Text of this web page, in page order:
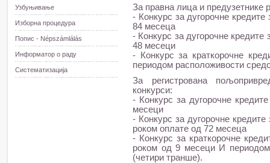
Узбуњивање
Изборна процедура
Попис - Népszámlálás
Информатор о раду
Систематизација
За правна лица и предузетнике
- Конкурс за дугорочне
84 месеца
- Конкурс за дугорочне кредите
48 месеци
- Конкурс за краткорочне
периодом расположивости
За регистрована
конкурси:
- Конкурс за дугорочне
месеци
- Конкурс за дугорочне
роком оплате од 72 месеца
- Конкурс за краткорочне
роком од 9 месеци И
(четири транше).